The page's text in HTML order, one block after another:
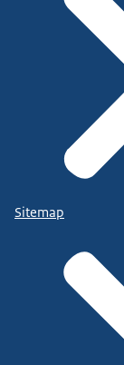
Sitemap